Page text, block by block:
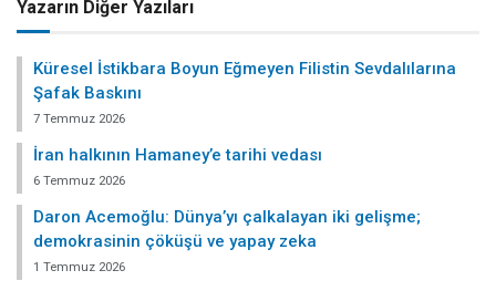
Yazarın Diğer Yazıları
Küresel İstikbara Boyun Eğmeyen Filistin Sevdalılarına
Şafak Baskını
7 Temmuz 2026
İran halkının Hamaney’e tarihi vedası
6 Temmuz 2026
Daron Acemoğlu: Dünya’yı çalkalayan iki gelişme;
demokrasinin çöküşü ve yapay zeka
1 Temmuz 2026